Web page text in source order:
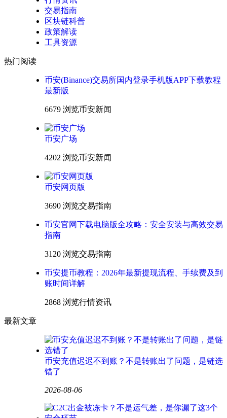
交易指南
区块链科普
政策解读
工具资源
热门阅读
币安(Binance)交易所国内登录手机版APP下载教程
最新版
6679 浏览币安新闻
币安广场
4202 浏览币安新闻
币安网页版
3690 浏览交易指南
币安官网下载电脑版全攻略：安全安装与高效交易
指南
3120 浏览交易指南
币安提币教程：2026年最新提现流程、手续费及到
账时间详解
2868 浏览行情资讯
最新文章
币安充值迟迟不到账？不是转账出了问题，是链选
错了
2026-08-06